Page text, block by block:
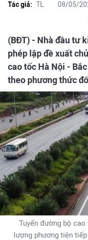
Tác giả: TL 08/05/
(BĐT) - Nhà đầu tư
phép lập đề xuất
cao tốc Hà Nội -
theo phương thức
Tuyến đường bộ
lượng phương tiện